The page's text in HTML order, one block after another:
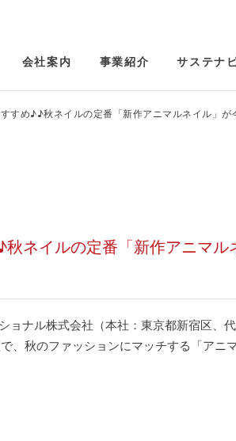
会社案内 事業紹介 サステナ
すめ♪♪秋ネイルの定番「新作アニマルネイル」
ネイルの定番「新作アニマル
ナル株式会社（本社：東京都新宿区、
、秋のファッションにマッチする「アニ